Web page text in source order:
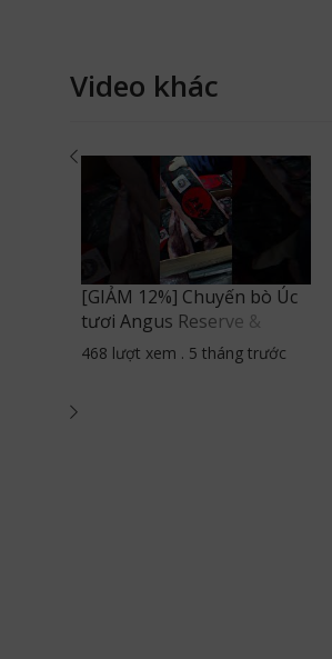
Video khác
[GIẢM 12%] Chuyến bò Úc
tươi Angus Reserve &
Omugi đã có mặt #gofood
#thucphamnhapkhau
468 lượt xem . 5 tháng trước